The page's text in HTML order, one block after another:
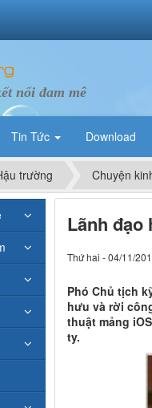
nối đam mê
Tin Tức Download
trường Chuyện
Lãnh đạo
Thứ hai - 04/11/
Phó Chủ tịch
hưu và rời
thuật mảng
ty.